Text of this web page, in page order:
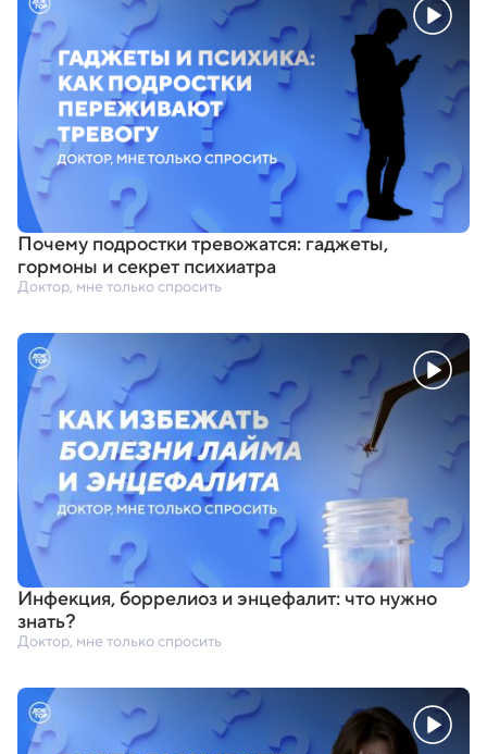
Почему подростки тревожатся: гаджеты,
гормоны и секрет психиатра
Доктор, мне только спросить
Инфекция,боррелиоз и энцефалит: что нужно
знать?
Доктор, мне только спросить